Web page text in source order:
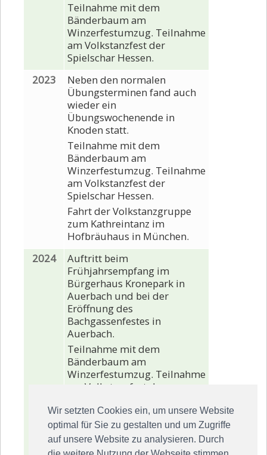
Wir setzten Cookies ein, um unsere Website
optimal für Sie zu gestalten und um Zugriffe
auf unsere Website zu analysieren. Durch
Teilnahme mit dem
Bänderbaum am
Winzerfestumzug. Teilnahme
am Volkstanzfest der
Spielschar Hessen.
2023
Neben den normalen
Übungsterminen fand auch
wieder ein
Übungswochenende in
Knoden statt.
Teilnahme mit dem
Bänderbaum am
Winzerfestumzug. Teilnahme
am Volkstanzfest der
Spielschar Hessen.
Fahrt der Volkstanzgruppe
zum Kathreintanz im
Hofbräuhaus in München.
2024
Auftritt beim
Frühjahrsempfang im
Bürgerhaus Kronepark in
Auerbach und bei der
Eröffnung des
Bachgassenfestes in
Auerbach.
Teilnahme mit dem
Bänderbaum am
Winzerfestumzug. Teilnahme
am Volkstanzfest der
Fahrt der Volkstanzgruppe
zum Fränkischen Tanzabend
nach Gollhofen. Dort wurden